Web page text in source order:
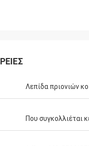
Λεπίδα πριονιών
Που συγκολλιέται